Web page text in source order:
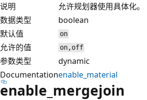
说明
允许规划器使用具体化。
数据类型
boolean
默认值
on
允许的值 on,off
参数类型
dynamic
Documentationenable_material
enable_mergejoin